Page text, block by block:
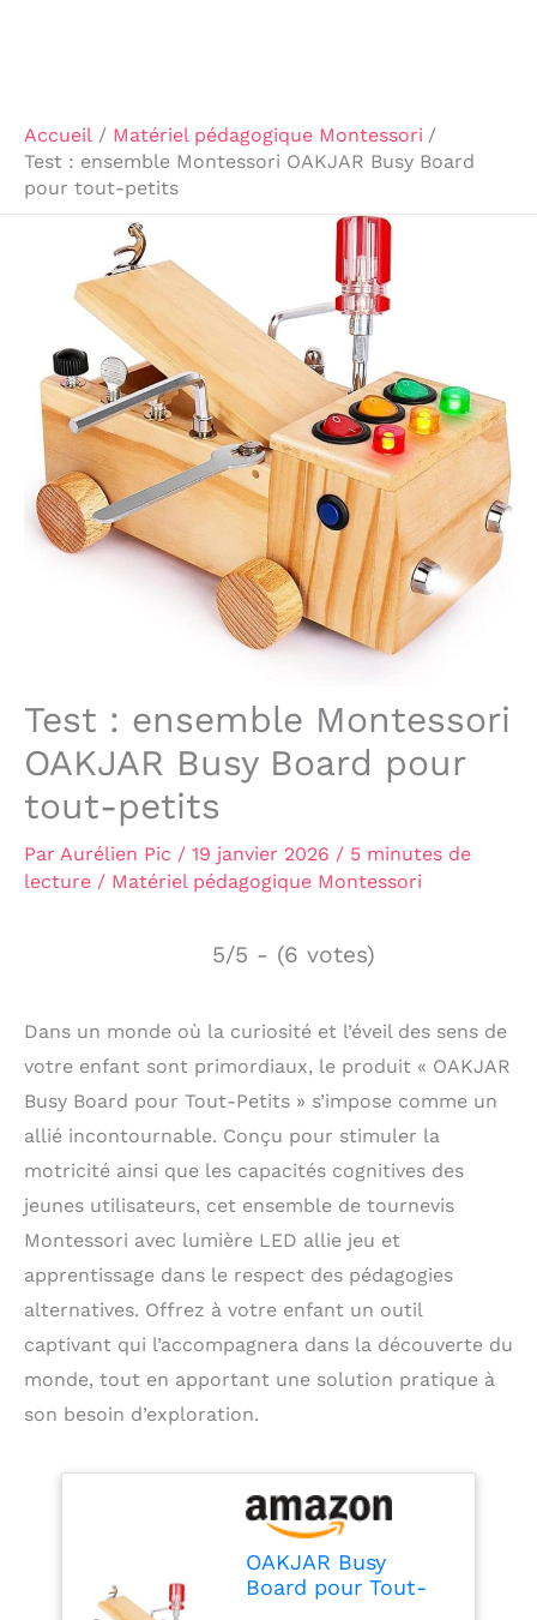
Accueil
Matériel pédagogique Montessori
Test : ensemble Montessori OAKJAR Busy Board
pour tout-petits
Test : ensemble Montessori
OAKJAR Busy Board pour
tout-petits
Par Aurélien Pic / 19 janvier 2026 / 5 minutes de
lecture / Matériel pédagogique Montessori
5/5 - (6 votes)
Dans un monde où la curiosité et l’éveil des sens de
votre enfant sont primordiaux, le produit « OAKJAR
Busy Board pour Tout-Petits » s’impose comme un
allié incontournable. Conçu pour stimuler la
motricité ainsi que les capacités cognitives des
jeunes utilisateurs, cet ensemble de tournevis
Montessori avec lumière LED allie jeu et
apprentissage dans le respect des pédagogies
alternatives. Offrez à votre enfant un outil
captivant qui l’accompagnera dans la découverte du
monde, tout en apportant une solution pratique à
son besoin d’exploration.
OAKJAR Busy
Board pour Tout-